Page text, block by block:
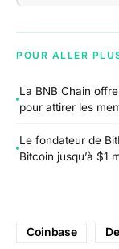
POUR ALLER
La BNB Chain
pour attirer les
Le fondateur de
Bitcoin jusqu’à $1
Coinbase